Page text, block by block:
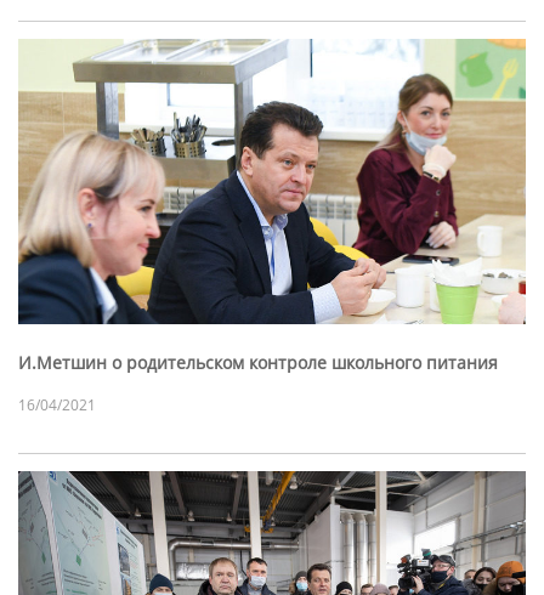
И.Метшин о родительском контроле школьного питания
16/04/2021